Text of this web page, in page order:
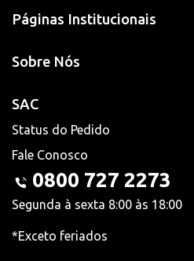
Páginas Institucionais
Sobre Nós
SAC
Status do Pedido
Fale Conosco
0800 727 2273
Segunda à sexta 8:00 às 18:00
*Exceto feriados